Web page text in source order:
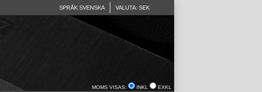
SPRÅK SVENSKA VALUTA: SEK
MOMS VISAS: INKL EXKL